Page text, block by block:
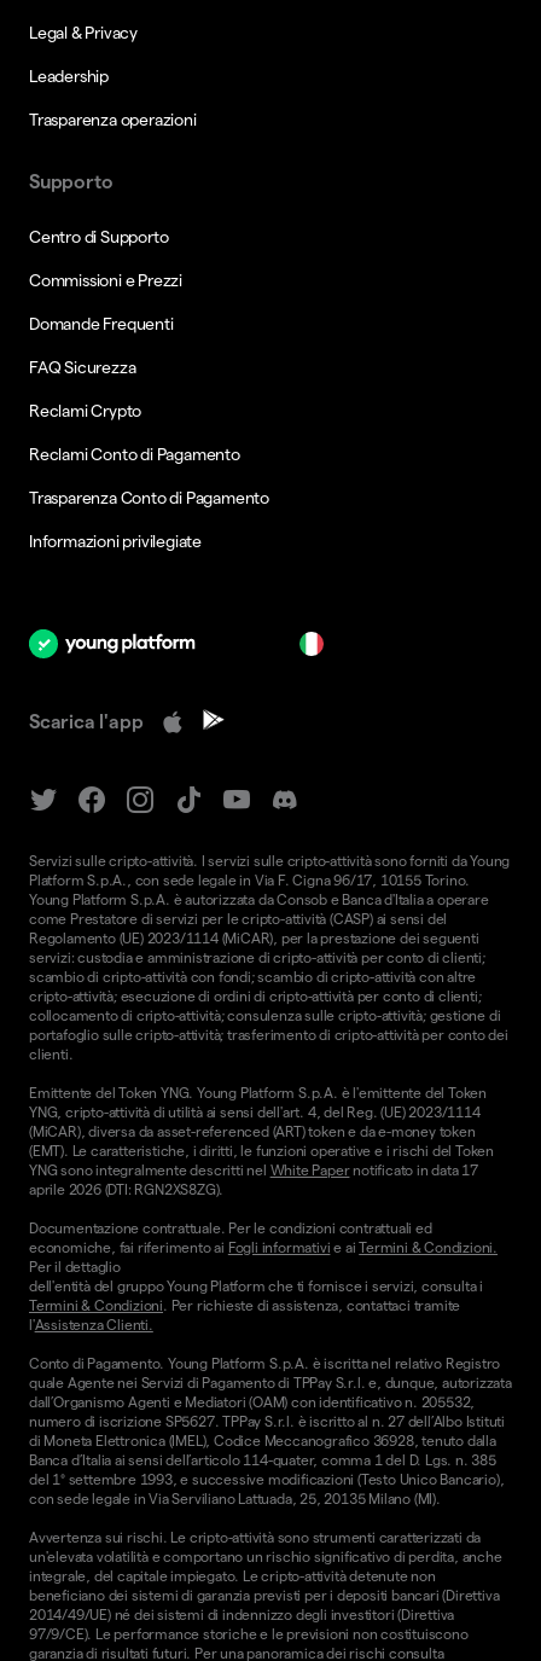
Legal & Privacy
Leadership
Trasparenza operazioni
Supporto
Centro di Supporto
Commissioni e Prezzi
Domande Frequenti
FAQ Sicurezza
Reclami Crypto
Reclami Conto di Pagamento
Trasparenza Conto di Pagamento
Informazioni privilegiate
Scarica l'app
Servizi sulle cripto-attività. I servizi sulle cripto-attività sono forniti da Young
Platform S.p.A., con sede legale in Via F. Cigna 96/17, 10155 Torino.
Young Platform S.p.A. è autorizzata da Consob e Banca d'Italia a operare
come Prestatore di servizi per le cripto-attività (CASP) ai sensi del
Regolamento (UE) 2023/1114 (MiCAR), per la prestazione dei seguenti
servizi: custodia e amministrazione di cripto-attività per conto di clienti;
scambio di cripto-attività con fondi; scambio di cripto-attività con altre
cripto-attività; esecuzione di ordini di cripto-attività per conto di clienti;
collocamento di cripto-attività; consulenza sulle cripto-attività; gestione di
portafoglio sulle cripto-attività; trasferimento di cripto-attività per conto dei
clienti.
Emittente del Token YNG. Young Platform S.p.A. è l'emittente del Token
YNG, cripto-attività di utilità ai sensi dell'art. 4, del Reg. (UE) 2023/1114
(MiCAR), diversa da asset-referenced (ART) token e da e-money token
(EMT). Le caratteristiche, i diritti, le funzioni operative e i rischi del Token
YNG sono integralmente descritti nel White Papernotificato in data 17
aprile 2026 (DTI: RGN2XS8ZG).
Documentazione contrattuale. Per le condizioni contrattuali ed
economiche, fai riferimento ai Fogli informativi e aiTermini & Condizioni.
Per il dettaglio
dell'entità del gruppo Young Platform che ti fornisce i servizi, consulta i
Termini & Condizioni. Per richieste di assistenza, contattaci tramite
l'Assistenza Clienti.
Conto di Pagamento. Young Platform S.p.A. è iscritta nel relativo Registro
quale Agente nei Servizi di Pagamento di TPPay S.r.l. e, dunque, autorizzata
dall’Organismo Agenti e Mediatori (OAM) con identificativo n. 205532,
numero di iscrizione SP5627. TPPay S.r.l. è iscritto al n. 27 dell’Albo Istituti
di Moneta Elettronica (IMEL), Codice Meccanografico 36928, tenuto dalla
Banca d’Italia ai sensi dell’articolo 114-quater, comma 1 del D. Lgs. n. 385
del 1° settembre 1993, e successive modificazioni (Testo Unico Bancario),
con sede legale in Via Serviliano Lattuada, 25, 20135 Milano (MI).
Avvertenza sui rischi. Le cripto-attività sono strumenti caratterizzati da
un'elevata volatilità e comportano un rischio significativo di perdita, anche
integrale, del capitale impiegato. Le cripto-attività detenute non
beneficiano dei sistemi di garanzia previsti per i depositi bancari (Direttiva
2014/49/UE) né dei sistemi di indennizzo degli investitori (Direttiva
97/9/CE). Le performance storiche e le previsioni non costituiscono
garanzia di risultati futuri. Per una panoramica dei rischi consulta